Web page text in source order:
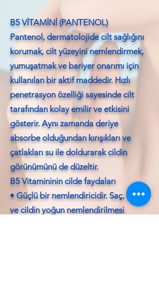
B5 VİTAMİNİ (PANTENOL)
Pantenol, dermatolojide cilt sağlığını
korumak, cilt yüzeyini nemlendirmek,
yumuşatmak ve bariyer onarımı için
kullanılan bir aktif maddedir. Hızlı
penetrasyon özelliği sayesinde cilt
tarafından kolay emilir ve etkisini
gösterir. Aynı zamanda deriye
absorbe olduğundan kırışıkları ve
çatlakları su ile doldurarak cildin
görünümünü de düzeltir.
B5 Vitamininin cilde faydaları
• Güçlü bir nemlendiricidir. Saç, tırnak
ve cildin yoğun nemlendirilmesi